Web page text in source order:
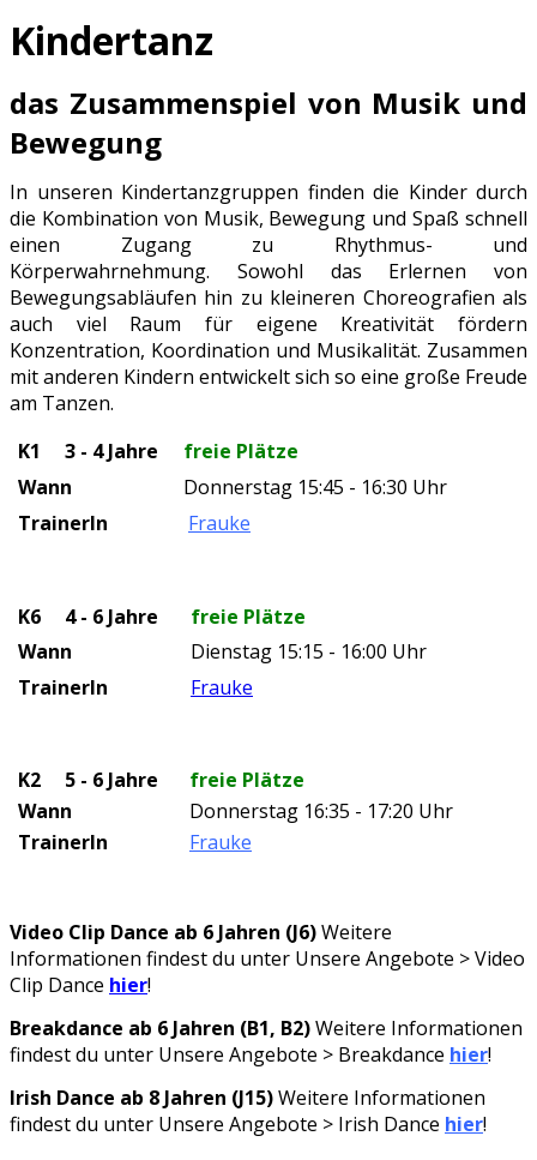
Kindertanz
das Zusammenspiel von Musik und
Bewegung
In unseren Kindertanzgruppen finden die Kinder durch
die Kombination von Musik, Bewegung und Spaß schnell
einen Zugang zu Rhythmus- und
Körperwahrnehmung. Sowohl das Erlernen von
Bewegungsabläufen hin zu kleineren Choreografien als
auch viel Raum für eigene Kreativität fördern
Konzentration, Koordination und Musikalität. Zusammen
mit anderen Kindern entwickelt sich so eine große Freude
am Tanzen.
K1 3 - 4 Jahre
freie Plätze
Wann
Donnerstag 15:45 - 16:30 Uhr
TrainerIn
Frauke
K6 4 - 6 Jahre
freie Plätze
Wann
Dienstag 15:15 - 16:00 Uhr
TrainerIn
Frauke
K2 5 - 6 Jahre
freie Plätze
Wann
Donnerstag 16:35 - 17:20 Uhr
TrainerIn
Frauke
Video Clip Dance ab 6 Jahren (J6)Weitere
Informationen findest du unter Unsere Angebote > Video
Clip Dance hier!
Breakdance ab 6 Jahren (B1, B2)Weitere Informationen
findest du unter Unsere Angebote > Breakdance hier!
Irish Dance ab 8 Jahren (J15)Weitere Informationen
findest du unter Unsere Angebote > Irish Dance hier!